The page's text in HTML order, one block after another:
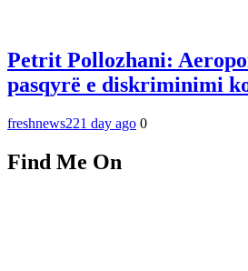
Petrit Pollozhani:
pasqyrë e diskriminimi
freshnews221 day ago 0
Find Me On